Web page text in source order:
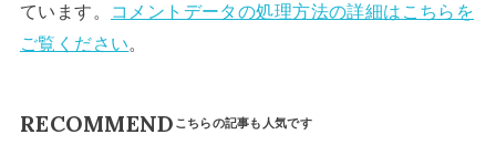
ています。
コメントデータの処理方法の詳細はこちらを
ご覧ください。
RECOMMEND